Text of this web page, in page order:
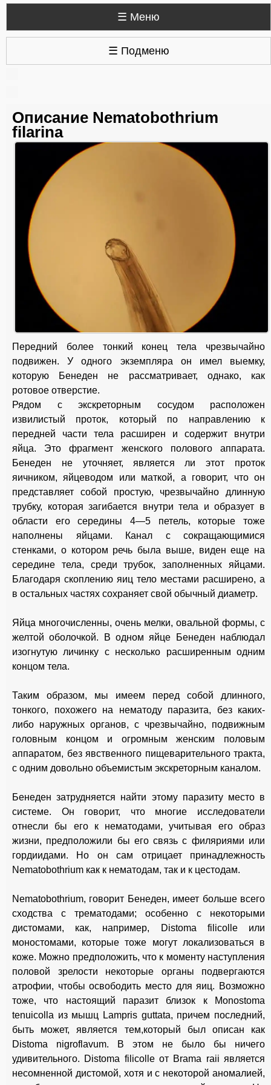
☰ Меню
☰ Подменю
Описание Nematobothrium
filarina
Передний более тонкий конец тела чрезвычайно
подвижен. У одного экземпляра он имел выемку,
которую Бенеден не рассматривает, однако, как
ротовое отверстие.
Рядом с экскреторным сосудом расположен
извилистый проток, который по направлению к
передней части тела расширен и содержит внутри
яйца. Это фрагмент женского полового аппарата.
Бенеден не уточняет, является ли этот проток
яичником, яйцеводом или маткой, а говорит, что он
представляет собой простую, чрезвычайно длинную
трубку, которая загибается внутри тела и образует в
области его середины 4—5 петель, которые тоже
наполнены яйцами. Канал с сокращающимися
стенками, о котором речь была выше, виден еще на
середине тела, среди трубок, заполненных яйцами.
Благодаря скоплению яиц тело местами расширено, а
в остальных частях сохраняет свой обычный диаметр.
Яйца многочисленны, очень мелки, овальной формы, с
желтой оболочкой. В одном яйце Бенеден наблюдал
изогнутую личинку с несколько расширенным одним
концом тела.
Таким образом, мы имеем перед собой длинного,
тонкого, похожего на нематоду паразита, без каких-
либо наружных органов, с чрезвычайно, подвижным
головным концом и огромным женским половым
аппаратом, без явственного пищеварительного тракта,
с одним довольно объемистым экскреторным каналом.
Бенеден затрудняется найти этому паразиту место в
системе. Он говорит, что многие исследователи
отнесли бы его к нематодами, учитывая его образ
жизни, предположили бы его связь с филяриями или
гордиидами. Но он сам отрицает принадлежность
Nematobothrium как к нематодам, так и к цестодам.
Nematobothrium, говорит Бенеден, имеет больше всего
сходства с трематодами; особенно с некоторыми
дистомами, как, например, Distoma filicolle или
моностомами, которые тоже могут локализоваться в
коже. Можно предположить, что к моменту наступления
половой зрелости некоторые органы подвергаются
атрофии, чтобы освободить место для яиц. Возможно
тоже, что настоящий паразит близок к Monostoma
tenuicolla из мышц Lampris guttata, причем последний,
быть может, является тем,который был описан как
Distoma nigroflavum. B этом не было бы ничего
удивительного. Distoma filicolle от Brama raii является
несомненной дистомой, хотя и с некоторой аномалией,